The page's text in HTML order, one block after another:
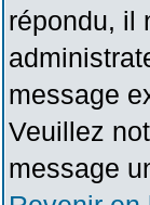
répondu, il
message
Veuillez
message